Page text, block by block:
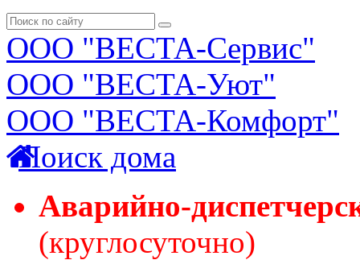
ООО "ВЕСТА-Сервис"
ООО "ВЕСТА-Уют"
ООО "ВЕСТА-Комфорт"
Поиск дома
Аварийно-
(круглосуточно)